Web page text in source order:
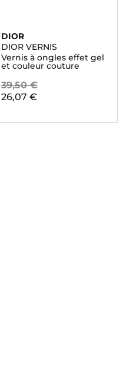
DIOR
DIOR VERNIS
Vernis à ongles effet gel
et couleur couture
39,50 €
26,07 €